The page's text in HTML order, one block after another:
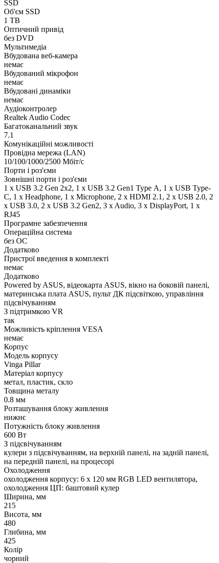
SSD
Об'єм SSD
1 TB
Оптичний привід
без DVD
Мультимедіа
Вбудована веб-камера
немає
Вбудований мікрофон
немає
Вбудовані динаміки
немає
Аудіоконтролер
Realtek Audio Codec
Багатоканальний звук
7.1
Комунікаційні можливості
Провідна мережа (LAN)
10/100/1000/2500 Мбіт/с
Порти і роз'єми
Зовнішні порти і роз'єми
1 x USB 3.2 Gen 2x2, 1 x USB 3.2 Gen1 Type А, 1 x USB Type-
C, 1 x Нeadphone, 1 х Microphone, 2 x HDMI 2.1, 2 x USB 2.0, 2
x USB 3.0, 2 x USB 3.2 Gen2, 3 x Audio, 3 x DisplayPort, 1 x
RJ45
Програмне забезпечення
Операційна система
без ОС
Додатково
Пристрої введення в комплекті
немає
Додатково
Powered by ASUS, відеокарта ASUS, вікно на боковій панелі,
материнська плата ASUS, пульт ДК підсвіткою, управління
підсвічуванням
З підтримкою VR
так
Можливість кріплення VESA
немає
Корпус
Модель корпусу
Vinga Pillar
Матеріал корпусу
метал, пластик, скло
Товщина металу
0.8 мм
Розташування блоку живлення
нижнє
Потужність блоку живлення
600 Вт
З підсвічуванням
кулери з підсвічуванням, на верхній панелі, на задній панелі,
на передній панелі, на процесорі
Охолодження
охолодження корпусу: 6 x 120 мм RGB LED вентилятора,
охолодження ЦП: баштовий кулер
Ширина, мм
215
Висота, мм
480
Глибина, мм
425
Колір
чорний